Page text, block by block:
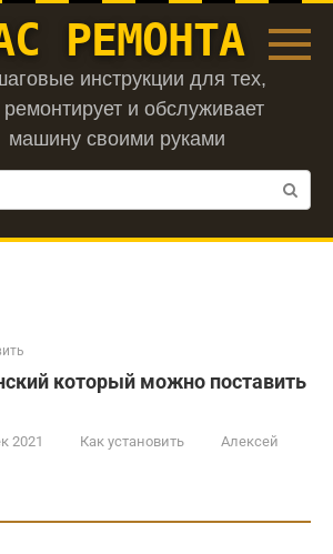
РЕМОНТА
инструкции для тех,
ремонтирует и обслуживает
машину своими руками
который можно поставить
2021 Как установить
Алексей